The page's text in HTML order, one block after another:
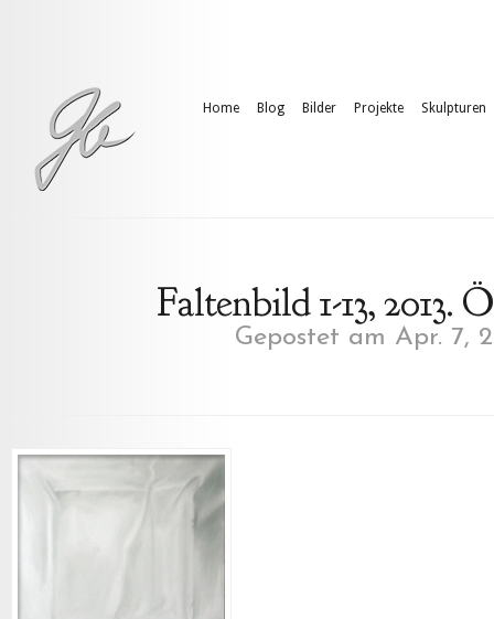
Home Blog Bilder Projekte Skulpturen
Faltenbild 1-13, 2013.
Gepostet am Apr. 7,